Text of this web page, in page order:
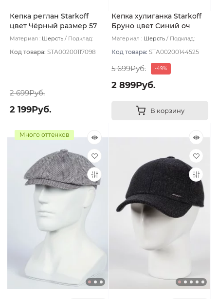
Кепка реглан Starkoff
цвет Чёрный размер 57
Материал : Шерсть
Подклад:
Код товара: STA00200117098
2 699Руб.
2 199Руб.
Кепка хулиганка Starkoff
Бруно цвет Синий оч
тёмный размер 59
Материал : Шерсть
Подклад:
Код товара: STA00200144525
5 699Руб. -49%
2 899Руб.
В корзину
Много оттенков